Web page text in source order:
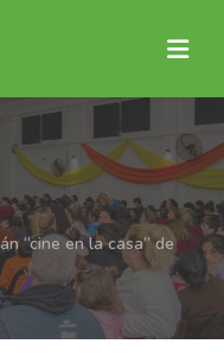
“cine en la casa” de